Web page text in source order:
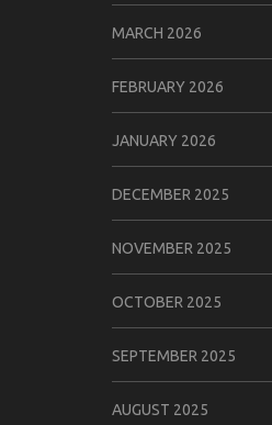
MARCH 2026
FEBRUARY 2026
JANUARY 2026
DECEMBER 2025
NOVEMBER 2025
OCTOBER 2025
SEPTEMBER 2025
AUGUST 2025